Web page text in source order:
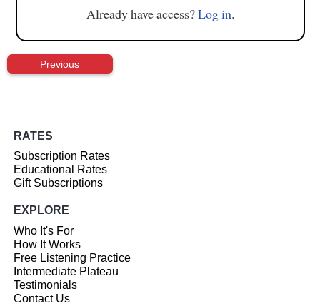
Already have access?Log in.
Previous
RATES
Subscription Rates
Educational Rates
Gift Subscriptions
EXPLORE
Who It's For
How It Works
Free Listening Practice
Intermediate Plateau
Testimonials
Contact Us